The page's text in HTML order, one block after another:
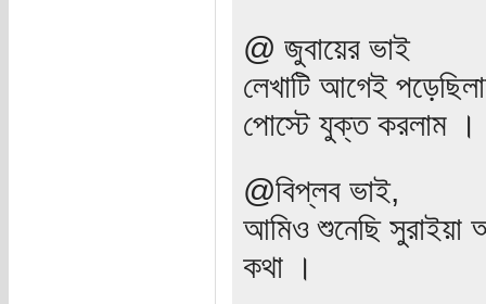
@ জুবায়ের ভাই
লেখাটি আগেই
পোস্টে যুক্ত করলাম ।
@বিপ্লব ভাই,
আমিও শুনেছি সুরাইয়া
কথা ।